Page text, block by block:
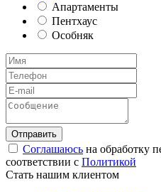
Апартаменты
Пентхаус
Особняк
Соглашаюсь на обработку
соответствии с Политикой
Стать нашим клиентом